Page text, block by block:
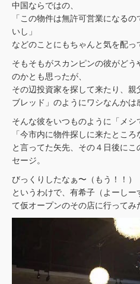
中国ならではの、
「この物件は無許可営業になる
いし」
などのことにもちゃんと気を配っ
そもそもがスカンピンの彼がど
のかとも思ったが、
その辺投資家を探して来たり、
ブレッド」のようにワシなんかは
そんな彼をいつものように「メ
「今市内に物件探しに来たところ
と言ってた矢先、その４日後に
セージ。
びっくりしたなぁ〜（もう！！）
というわけで、有希子（よーし
て仮オープンのその店に行ってみ